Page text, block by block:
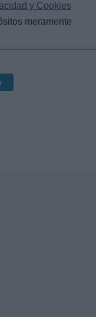
y Cookies
meramente